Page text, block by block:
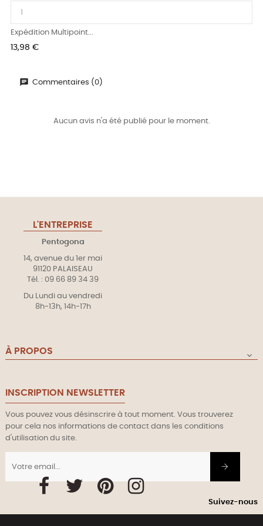
Expédition Multipoint...
Prix
13,98 €
Commentaires (0)
Aucun avis n'a été publié pour le moment.
L'ENTREPRISE
Pentogona
14, avenue du 1er mai
91120 PALAISEAU
Tél. : 09 66 89 34 39
Du Lundi au vendredi
8h-13h, 14h-17h
À PROPOS 
INSCRIPTION NEWSLETTER
Vous pouvez vous désinscrire à tout moment. Vous trouverez
pour cela nos informations de contact dans les conditions
d'utilisation du site.
Suivez-nous
FacebookTwitter Pinterest